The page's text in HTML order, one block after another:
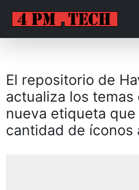
El repositorio de
actualiza los temas
nueva etiqueta
cantidad de íconos